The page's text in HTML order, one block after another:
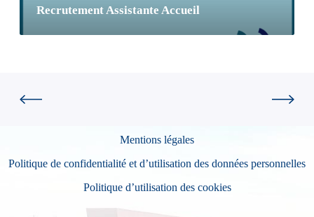
Recrutement Assistante Accueil
Mentions légales
Politique de confidentialité et d’utilisation des données personnelles
Politique d’utilisation des cookies